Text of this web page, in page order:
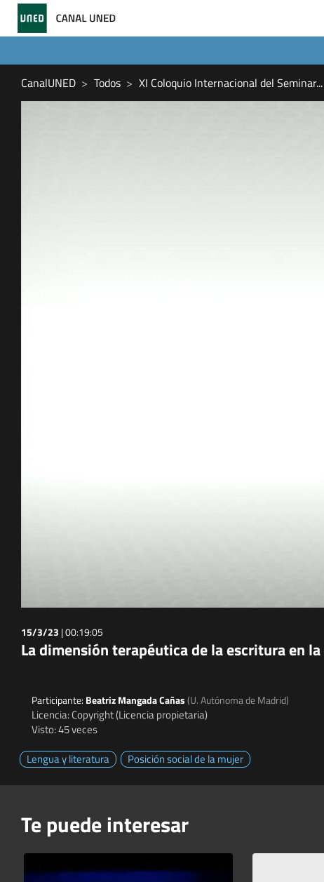
CanalUNED Todos XI Coloquio Internacional del Seminar...
15/3/23 |00:19:05
La dimensión terapéutica de la escritura en
Participante: Beatriz Mangada Cañas(U. Autónoma de Madrid)
Licencia: Copyright (Licencia propietaria)
Visto: 45 veces
Lengua y literatura
Posición social de la mujer
Te puede interesar